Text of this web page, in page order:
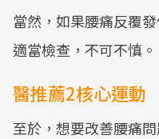
當然，如果腰痛反覆
適當檢查，不可不慎。
醫推薦2核心運動
至於，想要改善腰痛